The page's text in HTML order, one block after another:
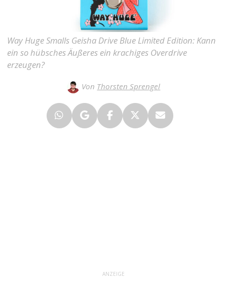
Way Huge Smalls Geisha Drive Blue Limited Edition: Kann
ein so hübsches Äußeres ein krachiges Overdrive
erzeugen?
Von Thorsten Sprengel
ANZEIGE